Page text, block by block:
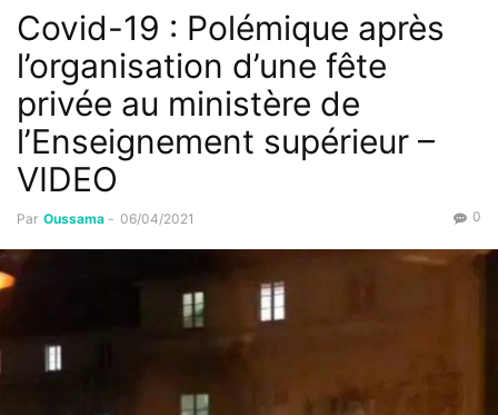
Covid-19 : Polémique après
l’organisation d’une fête
privée au ministère de
l’Enseignement supérieur –
VIDEO
Par Oussama - 06/04/2021 0